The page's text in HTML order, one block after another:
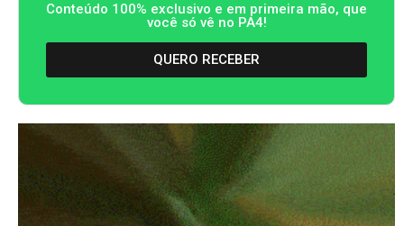
Conteúdo 100% exclusivo e em primeira mão, que
você só vê no PA4!
QUERO RECEBER